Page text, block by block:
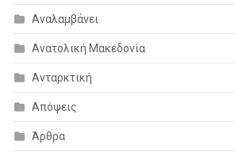
Αναλαμβάνει
Ανατολική Μακεδονία
Ανταρκτική
Απόψεις
Άρθρα